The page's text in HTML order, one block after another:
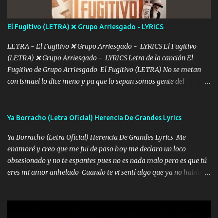
cap la champagne el polvo es color rosa Me contacto un ángel eres
tú mi hermosa La que me alegra los días y sigo tomando Y
pensar... Que tú ya no vas a estar Pasarán... Solito me dejaras
Intentar... ...
El Fugitivo (LETRA) ❌ Grupo Arriesgado - LYRICS
LETRA - El Fugitivo ❌ Grupo Arriesgado - LYRICS El Fugitivo
(LETRA) ❌ Grupo Arriesgado - LYRICS Letra de la canción El
Fugitivo de Grupo Arriesgado El Fugitivo (LETRA) No se metan
con ismael lo dice meño y pa que lo sepan somos gente del
grande traemos la bandera 04 se oye por los radios y bien
ofrece también peleam'os bien atentó el compa huicho la corta al
cinto y radios colgados cuando salimos del rancho carros
blindándos y bien equipados no somos gente de problemas pero
defendemos muy bien nuestra tierra buena sombra nos cobija y el
Ya Borracho (Letra Oficial) Herencia De Grandes Lyrics
Ya Borracho (Letra Oficial) Herencia De Grandes Lyrics Me
enamoré y creo que me fui de paso hoy me declaro un loco
obsesionado y no te espantes pues no es nada malo pero es que tú
eres mi amor anhelado Cuando te vi sentí algo que ya no había